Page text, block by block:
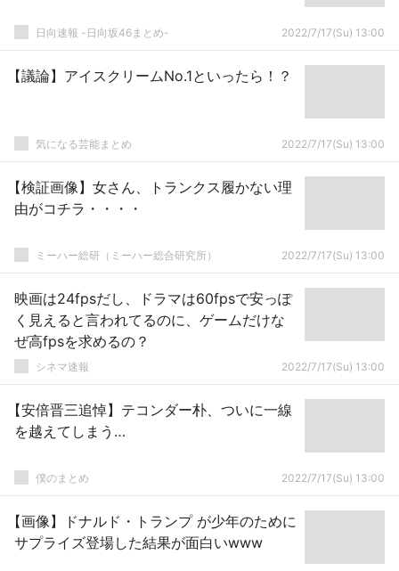
日向速報 -日向坂46まとめ- 2022/7/17(Su) 13:00
【議論】アイスクリームNo.1といったら！？
気になる芸能まとめ 2022/7/17(Su) 13:00
【検証画像】女さん、トランクス履かない理
由がコチラ・・・・
ミーハー総研（ミーハー総合研究所） 2022/7/17(Su) 13:00
映画は24fpsだし、ドラマは60fpsで安っぽ
く見えると言われてるのに、ゲームだけな
ぜ高fpsを求めるの？
シネマ速報 2022/7/17(Su) 13:00
【安倍晋三追悼】テコンダー朴、ついに一線
を越えてしまう…
僕のまとめ 2022/7/17(Su) 13:00
【画像】ドナルド・トランプ が少年のために
サプライズ登場した結果が面白いwww